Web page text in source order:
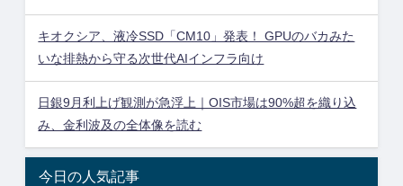
キオクシア、液冷SSD「CM10」発表！ GPUのバカみた
いな排熱から守る次世代AIインフラ向け
日銀9月利上げ観測が急浮上｜OIS市場は90%超を織り込
み、金利波及の全体像を読む
今日の人気記事